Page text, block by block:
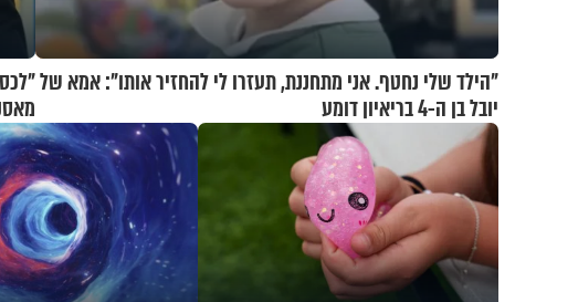
"הילד שלי נחטף. אני מתחננת, תעזרו לי להחזיר אותו": אמא של
יובל בן ה-4 בריאיון דומע